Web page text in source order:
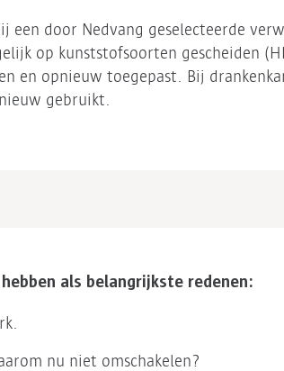
een door Nedvang geselecteerde
op kunststofsoorten gescheiden (HD-
en opnieuw toegepast. Bij
gebruikt.
als belangrijkste redenen:
nu niet omschakelen?